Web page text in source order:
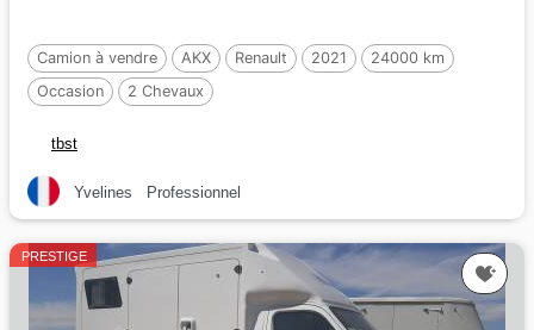
Camion à vendre AKX Renault 2021
24000 km
Occasion
2 Chevaux
tbst
Yvelines Professionnel
PRESTIGE